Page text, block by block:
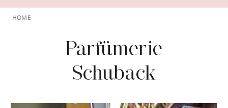
Behandlungen
Über YBPN
Aktionen
HOME
Parfümerie
Schuback